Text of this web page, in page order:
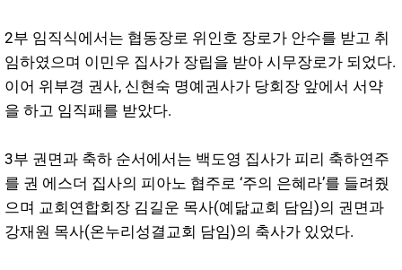
2부 임직식에서는 협동장로 위인호 장로가 안수를 받고 취
임하였으며 이민우 집사가 장립을 받아 시무장로가 되었다.
이어 위부경 권사, 신현숙 명예권사가 당회장 앞에서 서약
을 하고 임직패를 받았다.
3부 권면과 축하 순서에서는 백도영 집사가 피리 축하연주
를 권 에스더 집사의 피아노 협주로 ‘주의 은혜라’를 들려줬
으며 교회연합회장 김길운 목사(예닮교회 담임)의 권면과
강재원 목사(온누리성결교회 담임)의 축사가 있었다.